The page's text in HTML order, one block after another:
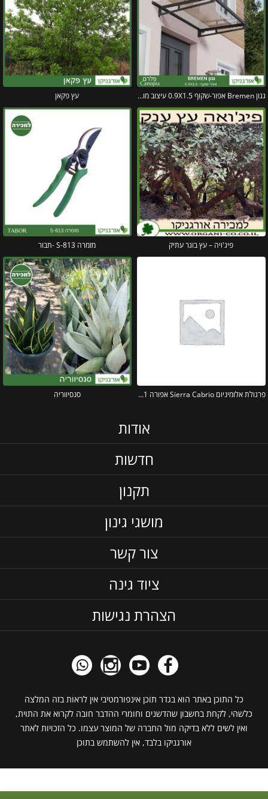
גגון Bremen אפור-שקוף 0.9X1.5 עיצוב מודרני מבית פלרם – Canopia עץ פקאן
פיג'ויה – עץ בוגר עתיק מזמרה S-813 -תבור
פרגולת אלומיניום Sierra Cabrio אפורה 3X3.1 נפתחת מבית פלרם – Canopia סנסיווריה
אודות
חדשות
תקנון
מושגי גינון
צור קשר
ציוד גינה
הצהרת נגישות
כל התוכן באתר הוא בגדר תוכן אינפורמטיבי אין לראות בזה המלצה
כלשהי, לקחת בחשבון שהדשנים וחומרי ההדבר חובה לקרוא את התוית,
ואין לשים ללא בדיקה מול החברה של המוצר עצמו. כל הזכויות לאתר
אורגניקו בלבד, אין להשתמש בתוכן